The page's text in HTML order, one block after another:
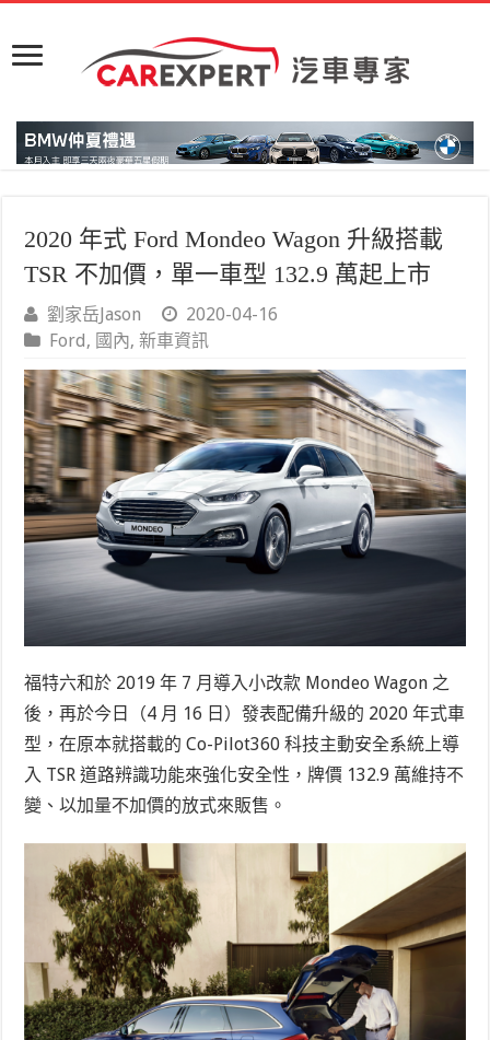
2020 年式 Ford Mondeo Wagon 升級搭載
TSR 不加價，單一車型 132.9 萬起上市
劉家岳Jason
2020-04-16
Ford, 國內,新車資訊
福特六和於 2019 年 7 月導入小改款 Mondeo Wagon 之
後，再於今日（4 月 16 日）發表配備升級的 2020 年式車
型，在原本就搭載的 Co-Pilot360 科技主動安全系統上導
入 TSR 道路辨識功能來強化安全性，牌價 132.9 萬維持不
變、以加量不加價的放式來販售。